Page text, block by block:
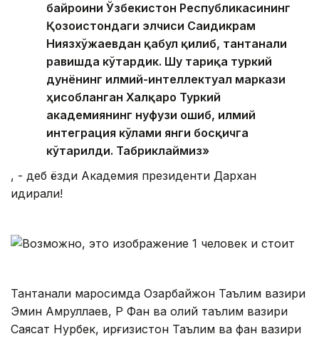
байроғини Ўзбекистон Республикасининг
Қозоғистондаги элчиси Саидикрам
Ниязхўжаевдан қабул қилиб, тантанали
равишда кўтардик. Шу тариқа туркий
дунёнинг илмий-интеллектуал маркази
ҳисобланган Халқаро Туркий
академиянинг нуфузи ошиб, илмий
интеграция кўлами янги босқичга
кўтарилди. Табриклаймиз»
, - деб ёзди Академия президенти Дархан
Қидирали!
Тантанали маросимда Озарбайжон Таълим вазири
Эмин Амруллаев, ҚР Фан ва олий таълим вазири
Саясат Нурбек, Қирғизистон Таълим ва фан вазири